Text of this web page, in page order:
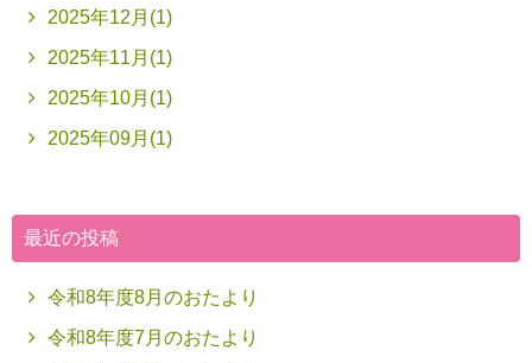
2025年12月(1)
2025年11月(1)
2025年10月(1)
2025年09月(1)
最近の投稿
令和8年度8月のおたより
令和8年度7月のおたより